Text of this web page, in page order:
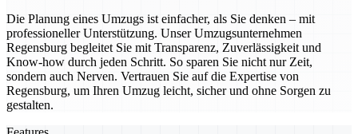
Die Planung eines Umzugs ist einfacher, als Sie denken – mit
professioneller Unterstützung. Unser Umzugsunternehmen
Regensburg begleitet Sie mit Transparenz, Zuverlässigkeit und
Know-how durch jeden Schritt. So sparen Sie nicht nur Zeit,
sondern auch Nerven. Vertrauen Sie auf die Expertise von
Regensburg, um Ihren Umzug leicht, sicher und ohne Sorgen zu
gestalten.